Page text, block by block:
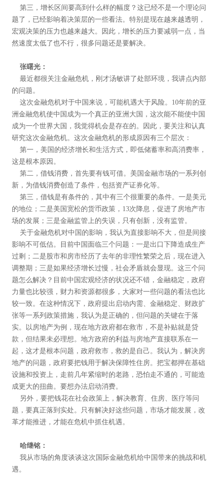
第三，增长区间要高到什么样的幅度？这已经不是一个理论问
题了，已经影响着决策层的一些看法。特别是现在越来越透明，
宏观决策的压力也越来越大。因此，增长的压力要减弱一点，当
然速度太低了也不行，很多问题还是要解决。
张曙光：
最近都很关注金融危机，刚才汤敏讲了处部环境，我讲点内部
的问题。
这次金融危机对于中国来说，可能机遇大于风险。10年前的亚
洲金融危机使中国成为一个真正的亚洲大国，这次能不能使中国
成为一个世界大国，我觉得机会是存在的。因此，要关注和认真
研究这次金融危机。这次金融危机的形成原因有三个层次：
第一，美国的经济增长和生活方式，即低储蓄率和高消费率，
这是根本原因。
第二，借钱消费，首先要有钱可借。美国金融市场的一系列创
新，为借钱消费创造了条件，包括资产证券化等。
第三，借钱是有条件的，其中有三个很重要的条件。一是美元
的地位；二是美国宽松的货币政策，13次降息，促进了房地产市
场的发展；三是金融监管上的失误，只有创新，没有监管。
关于金融危机对中国的影响，我认为直接影响不大，但是间接
影响不可低估。目前中国面临三个问题：一是出口下降造成生产
过剩；二是股市和房市经历了去年的非理性繁荣之后，现在进入
调整期；三是如果经济增长过慢，社会矛盾就会显现。这三个问
题怎么解决？目前中国宏观经济的状况还不错，金融稳定，政府
力量也比较强，财力和资源都很多，大家对一些问题的看法也比
较一致。在这种情况下，政府提出启动内需、金融稳定、财政扩
张等一系列政策措施，我认为是正确的，但问题的关键在于落
实。以房地产为例，现在地方政府都在救市，不是补贴就是贷
款，但结果未必理想。地方政府的利益与房地产直接联系在一
起，这才是根本问题，政府救市，救的是自己。我认为，解决房
地产的问题，政府要把钱用于解决保障性住房。把宝都押在基础
设施和投资上，走前几年紧缩时的老路，恐怕走不通的，可能造
成更大的扭曲。要想办法启动消费。
另外，要把钱花在社会政策上，解决教育、住房、医疗等问
题，要真正落到实处。只有解决好这些问题，市场才能发展，改
革才能推进，才能在危机中抓住机遇。
哈继铭：
我从市场的角度谈谈这次国际金融危机给中国带来的挑战和机
遇。